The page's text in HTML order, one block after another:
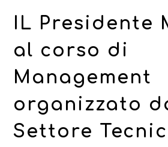
IL Presidente
al corso di
Management
organizzato
Settore